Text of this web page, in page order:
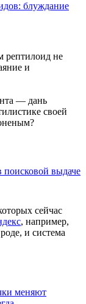
блуждание
рептилоид не
и
— дань
своей
поисковой выдаче
сейчас
, например,
и система
меняют